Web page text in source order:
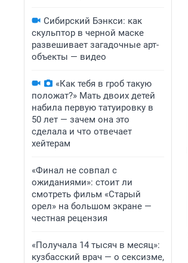
Сибирский Бэнкси: как
скульптор в черной маске
развешивает загадочные арт-
объекты — видео
«Как тебя в гроб такую
положат?» Мать двоих детей
набила первую татуировку в
50 лет — зачем она это
сделала и что отвечает
хейтерам
«Финал не совпал с
ожиданиями»: стоит ли
смотреть фильм «Старый
орел» на большом экране —
честная рецензия
«Получала 14 тысяч в месяц»:
кузбасский врач — о сексизме,